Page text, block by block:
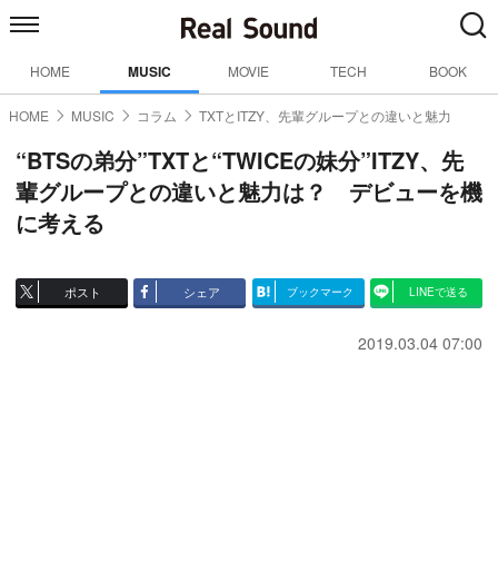
HOME MUSIC MOVIE TECH BOOK
HOME MUSIC コラム TXTとITZY、先輩グループとの違いと魅力
“BTSの弟分”TXTと“TWICEの妹分”ITZY、先
輩グループとの違いと魅力は？ デビューを機
に考える
ポスト シェア ブックマーク LINEで送る
2019.03.04 07:00